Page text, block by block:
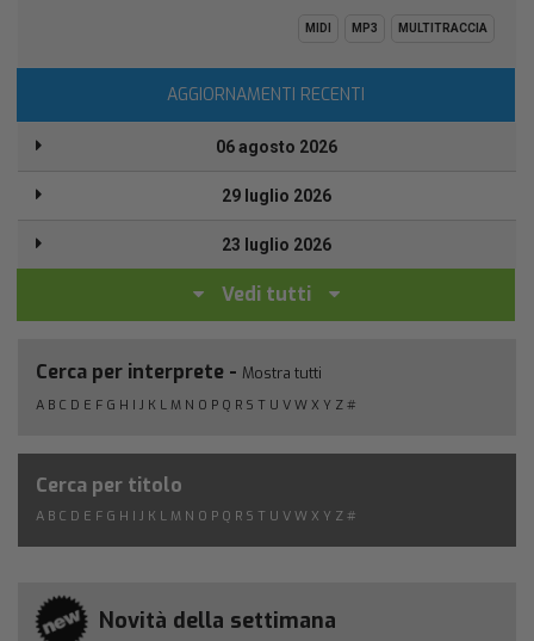
MIDI MP3 MULTITRACCIA
AGGIORNAMENTI RECENTI
06 agosto 2026
29 luglio 2026
23 luglio 2026
Vedi tutti
Cerca per interprete - Mostra tutti
A B C D E F G H I J K L M N O P Q R S T U V W X Y Z #
Cerca per titolo
A B C D E F G H I J K L M N O P Q R S T U V W X Y Z #
Novità della settimana